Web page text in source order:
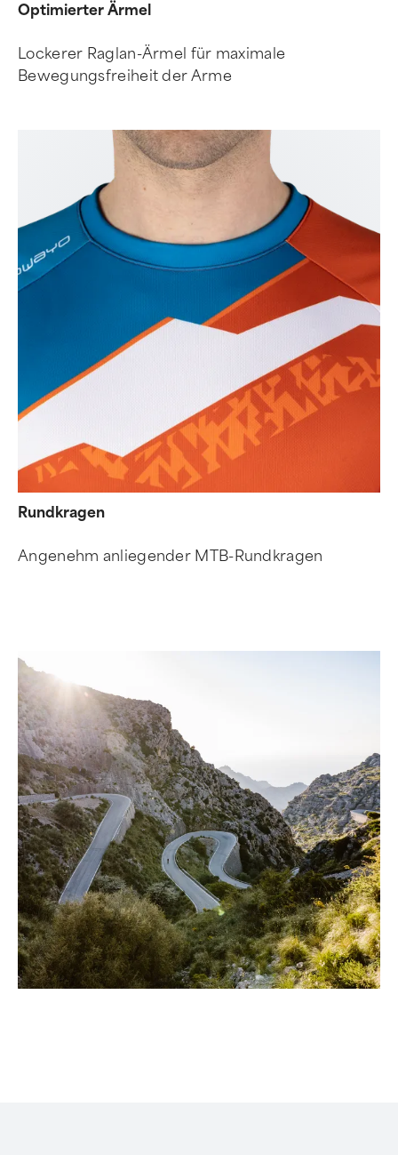
Optimierter Ärmel
Lockerer Raglan-Ärmel für maximale
Bewegungsfreiheit der Arme
Rundkragen
Angenehm anliegender MTB-Rundkragen